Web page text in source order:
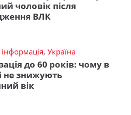
чоловік після
ВЛК
, Україна
до 60 років: чому в
не знижують
вік